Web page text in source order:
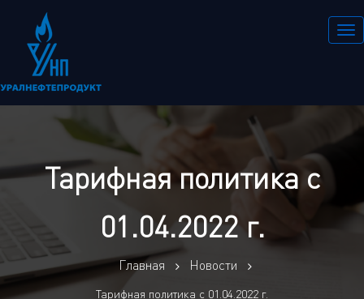
Тарифная политика с
01.04.2022 г.
Главная Новости
Тарифная политика с 01.04.2022 г.